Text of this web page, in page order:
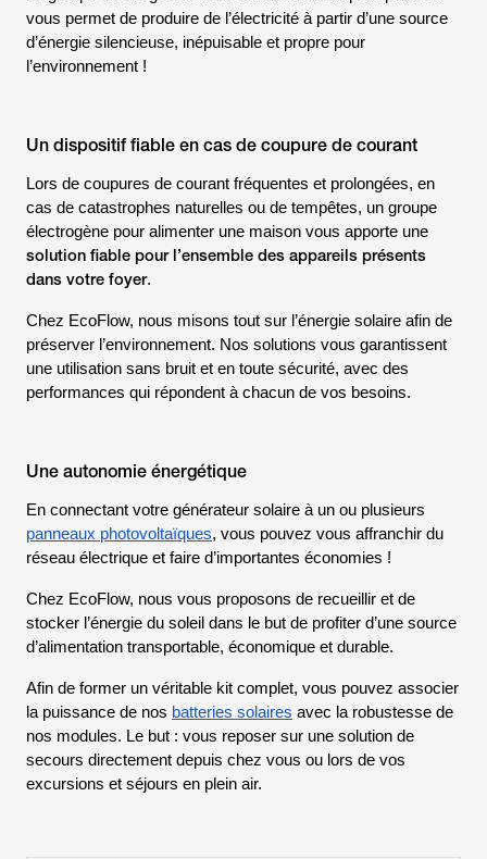
vous permet de produire de l’électricité à partir d’une source
d’énergie silencieuse, inépuisable et propre pour
l’environnement !
Un dispositif fiable en cas de coupure de courant
Lors de coupures de courant fréquentes et prolongées, en
cas de catastrophes naturelles ou de tempêtes, un groupe
électrogène pour alimenter une maison vous apporte une
solution fiable pour l’ensemble des appareils présents
dans votre foyer.
Chez EcoFlow, nous misons tout sur l’énergie solaire afin de
préserver l’environnement. Nos solutions vous garantissent
une utilisation sans bruit et en toute sécurité, avec des
performances qui répondent à chacun de vos besoins.
Une autonomie énergétique
En connectant votre générateur solaire à un ou plusieurs
panneaux photovoltaïques, vous pouvez vous affranchir du
réseau électrique et faire d’importantes économies !
Chez EcoFlow, nous vous proposons de recueillir et de
stocker l’énergie du soleil dans le but de profiter d’une source
d’alimentation transportable, économique et durable.
Afin de former un véritable kit complet, vous pouvez associer
la puissance de nos batteries solaires avec la robustesse de
nos modules. Le but : vous reposer sur une solution de
secours directement depuis chez vous ou lors de vos
excursions et séjours en plein air.